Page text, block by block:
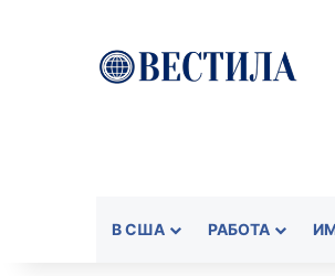
В США РАБОТА